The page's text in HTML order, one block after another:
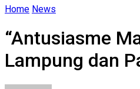
Home News
“Antusiasme
Lampung dan